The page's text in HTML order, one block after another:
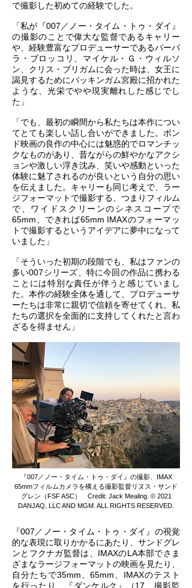
で撮影した初めての経験でした。
「私が『007／ノー・タイム・トゥ・ダイ』
の撮影のことで偉大な監督であるキャリー
や、経験豊富なプロデューサーであるバーバ
ラ・ブロッコリ、マイケル・Ｇ・ウィルソ
ン、クリス・ブリガムに会った時は、女王に
謁見するためにバッキンガム宮殿に招かれた
ような、光栄でやや現実離れした感じでし
た」
「でも、最初の瞬間から私たちは本作につい
てとても楽しい話し合いができました。ボン
ド映画の良作の中心には魅惑的でロマンチッ
クなものがあり、昔ながらの鮮やかなアクシ
ョンや激しい浮き沈み、笑いや感動といった
体験に魅了されるのが良いという自分の思い
を伝えました。キャリーも同じ考えで、ラー
ジフォーマットで撮影する、つまりフィルム
で、ワイドスクリーンのシネスコープで
65mm、できれば65mm IMAXのフォーマッ
トで撮影するというアイデアに夢中になって
いました」
「そういった初期の段階でも、私はファンの
多い007シリーズ、特に今回の作品に携わる
ことには特別な責任が伴うと感じていまし
た。本作の経験全体を通して、プロデューサ
ーたちは非常に親切で信頼を寄せてくれ、私
たちの選択を全面的に支持してくれたと言わ
ざるを得ません」
『007／ノー・タイム・トゥ・ダイ』の撮影、IMAX
65mmフィルムカメラを構える撮影監督リヌス・サンド
グレン（FSF ASC） Credit: Jack Mealing. © 2021
DANJAQ, LLC AND MGM. ALL RIGHTS RESERVED.
『007／ノー・タイム・トゥ・ダイ』の視覚
的な表現に取りかかるにあたり、サンドグレ
ンとフクナガ監督は、IMAXのLA本部でさま
ざまなラージフォーマットの映画を見たり、
自分たちで35mm、65mm、IMAXのテスト
を行ったり、『ダンケルク』（17、撮影監